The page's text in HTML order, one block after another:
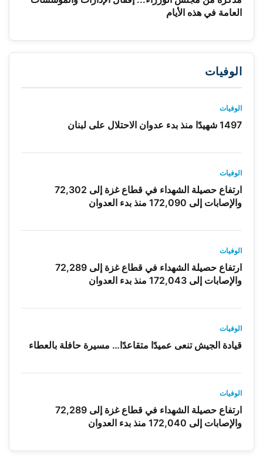
العامة في هذه الأيام
الوفيات
الوفيات
1497 شهيدًا منذ بدء عدوان الاحتلال على لبنان
الوفيات
ارتفاع حصيلة الشهداء في قطاع غزة إلى 72,302
والإصابات إلى 172,090 منذ بدء العدوان
الوفيات
ارتفاع حصيلة الشهداء في قطاع غزة إلى 72,289
والإصابات إلى 172,043 منذ بدء العدوان
الوفيات
قيادة الجيش تنعى عميدًا متقاعدًا… مسيرة حافلة بالعطاء
الوفيات
ارتفاع حصيلة الشهداء في قطاع غزة إلى 72,289
والإصابات إلى 172,040 منذ بدء العدوان